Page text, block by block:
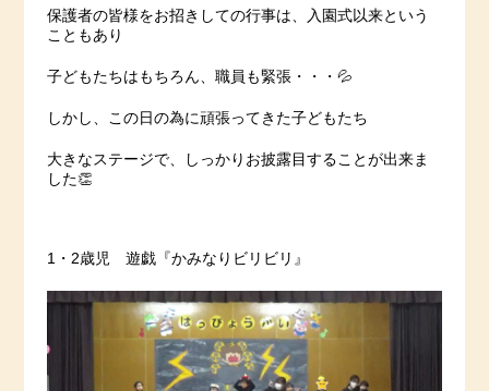
保護者の皆様をお招きしての行事は、入園式以来という
こともあり
子どもたちはもちろん、職員も緊張・・・💦
しかし、この日の為に頑張ってきた子どもたち
大きなステージで、しっかりお披露目することが出来ま
した👏
1・2歳児 遊戯『かみなりビリビリ』